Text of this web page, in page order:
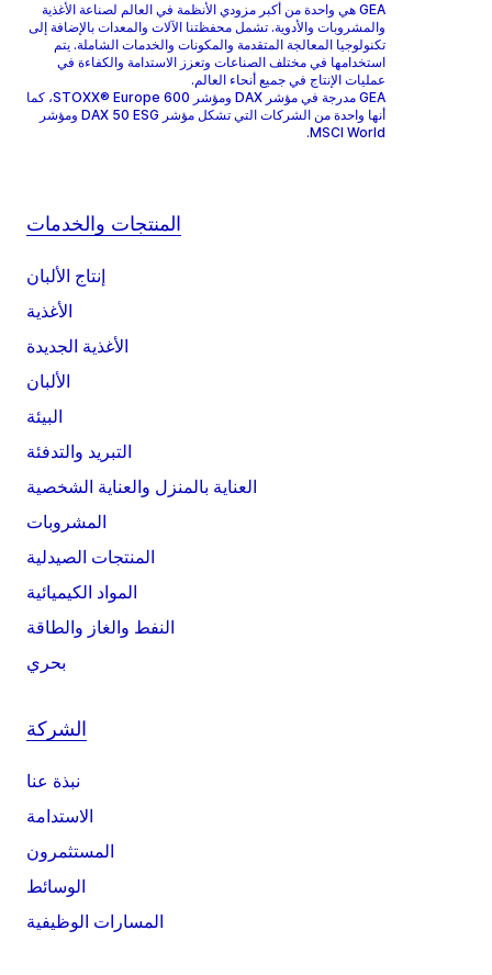
GEA هي واحدة من أكبر مزودي الأنظمة في العالم لصناعة الأغذية
والمشروبات والأدوية. تشمل محفظتنا الآلات والمعدات بالإضافة إلى
تكنولوجيا المعالجة المتقدمة والمكونات والخدمات الشاملة. يتم
استخدامها في مختلف الصناعات وتعزز الاستدامة والكفاءة في
عمليات الإنتاج في جميع أنحاء العالم.
GEA مدرجة في مؤشر DAX ومؤشر STOXX® Europe 600، كما
أنها واحدة من الشركات التي تشكل مؤشر DAX 50 ESG ومؤشر
MSCI World.
المنتجات والخدمات
إنتاج الألبان
الأغذية
الأغذية الجديدة
الألبان
البيئة
التبريد والتدفئة
العناية بالمنزل والعناية الشخصية
المشروبات
المنتجات الصيدلية
المواد الكيميائية
النفط والغاز والطاقة
بحري
الشركة
نبذة عنا
الاستدامة
المستثمرون
الوسائط
المسارات الوظيفية